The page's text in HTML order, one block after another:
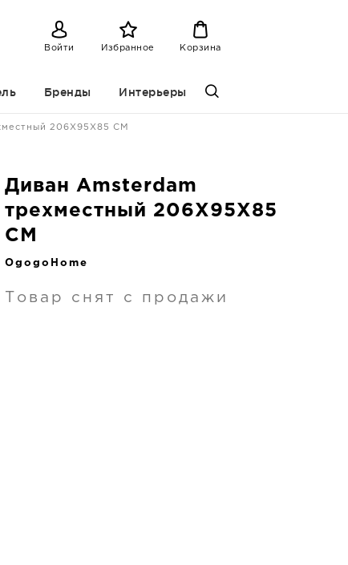
Войти Избранное Корзина
Бренды Интерьеры
206X95X85 CM
Диван Amsterdam
трехместный 206X95X85
CM
OgogoHome
Товар снят с продажи